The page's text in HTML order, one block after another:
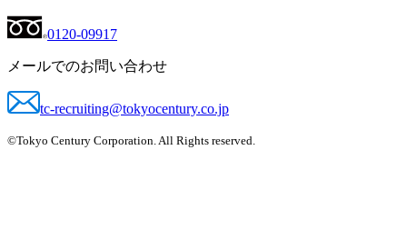
0120-09917
メールでのお問い合わせ
tc-recruiting@tokyocentury.co.jp
©Tokyo Century Corporation. All Rights reserved.